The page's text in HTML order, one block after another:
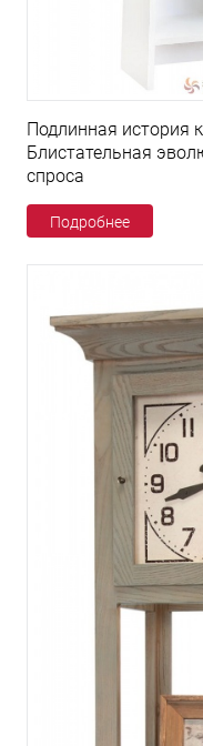
Подлинная история
Блистательная
спроса
Подробнее